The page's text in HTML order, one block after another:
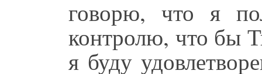
говорю, что я
контролю, что бы
я буду